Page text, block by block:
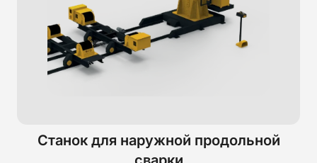
Станок для наружной продольной